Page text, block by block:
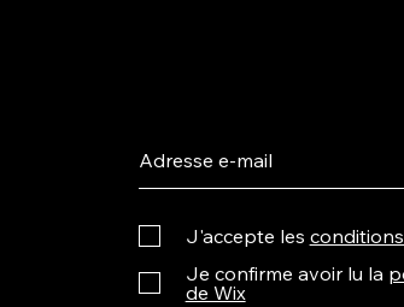
J'accepte les
Je confirme avoir lu la
de Wix